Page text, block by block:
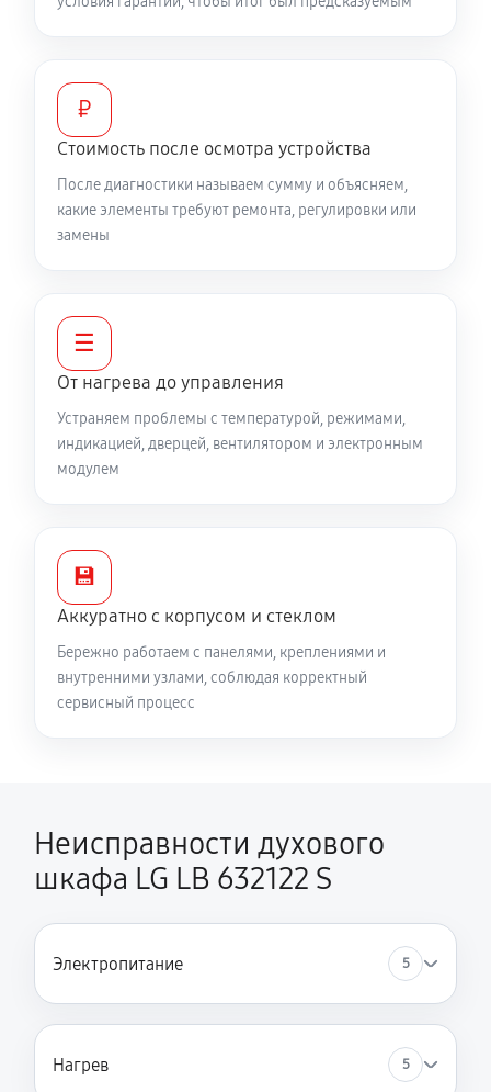
₽
Стоимость после осмотра устройства
После диагностики называем сумму и объясняем,
какие элементы требуют ремонта, регулировки или
замены
☰
От нагрева до управления
Устраняем проблемы с температурой, режимами,
индикацией, дверцей, вентилятором и электронным
модулем
💾
Аккуратно с корпусом и стеклом
Бережно работаем с панелями, креплениями и
внутренними узлами, соблюдая корректный
сервисный процесс
Неисправности духового
шкафа LG LB 632122 S
Электропитание 5
Нагрев 5